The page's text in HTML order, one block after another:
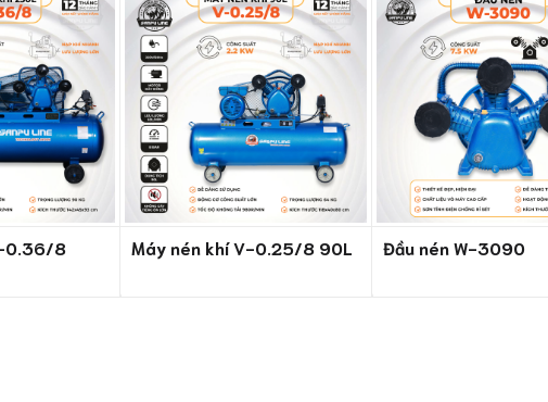
0.36/8
Máy nén khí V-0.25/8 90L Đầu nén W-3090